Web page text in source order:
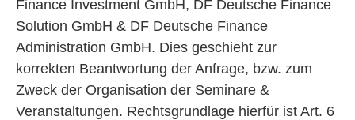
Finance Investment GmbH, DF Deutsche Finance
Solution GmbH & DF Deutsche Finance
Administration GmbH. Dies geschieht zur
korrekten Beantwortung der Anfrage, bzw. zum
Zweck der Organisation der Seminare &
Veranstaltungen. Rechtsgrundlage hierfür ist Art. 6